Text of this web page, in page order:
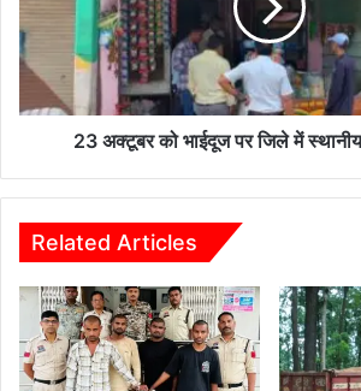
पर
जिले
में
स्थानीय
अवकाश
23 अक्टूबर को भाईदूज पर जिले में
Related Articles